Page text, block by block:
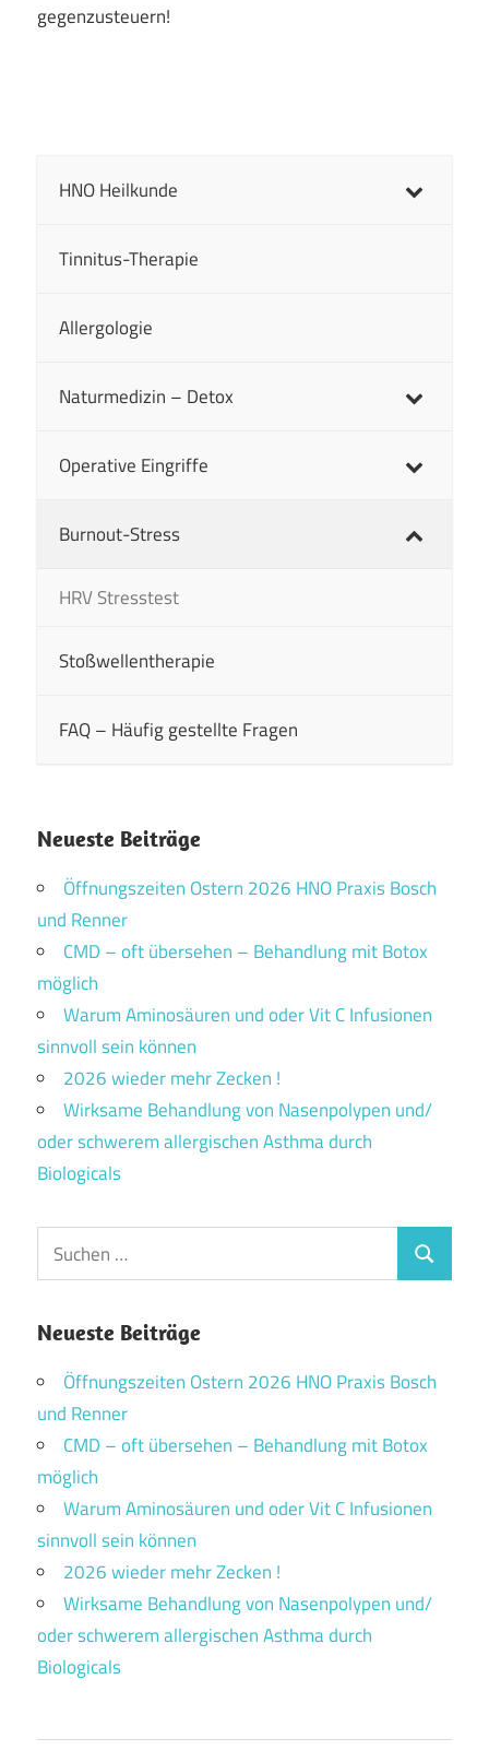
gegenzusteuern!
HNO Heilkunde
Tinnitus-Therapie
Allergologie
Naturmedizin – Detox
Operative Eingriffe
Burnout-Stress
HRV Stresstest
Stoßwellentherapie
FAQ – Häufig gestellte Fragen
Neueste Beiträge
Öffnungszeiten Ostern 2026 HNO Praxis Bosch
und Renner
CMD – oft übersehen – Behandlung mit Botox
möglich
Warum Aminosäuren und oder Vit C Infusionen
sinnvoll sein können
2026 wieder mehr Zecken !
Wirksame Behandlung von Nasenpolypen und/
oder schwerem allergischen Asthma durch
Biologicals
Suchen
nach:
Suchen
Neueste Beiträge
Öffnungszeiten Ostern 2026 HNO Praxis Bosch
und Renner
CMD – oft übersehen – Behandlung mit Botox
möglich
Warum Aminosäuren und oder Vit C Infusionen
sinnvoll sein können
2026 wieder mehr Zecken !
Wirksame Behandlung von Nasenpolypen und/
oder schwerem allergischen Asthma durch
Biologicals